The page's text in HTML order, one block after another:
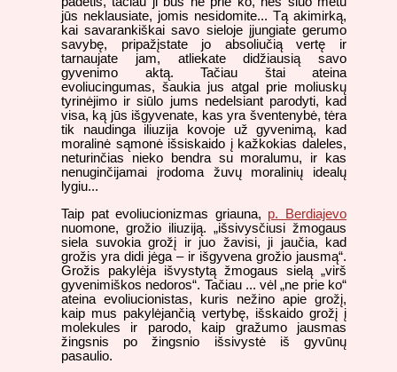
jūs neklausiate, jomis nesidomite... Tą akimirką,
kai savarankiškai savo sieloje įjungiate gerumo
savybę, pripažįstate jo absoliučią vertę ir
tarnaujate jam, atliekate didžiausią savo
gyvenimo aktą. Tačiau štai ateina
evoliucingumas, šaukia jus atgal prie moliuskų
tyrinėjimo ir siūlo jums nedelsiant parodyti, kad
visa, ką jūs išgyvenate, kas yra šventenybė, tėra
tik naudinga iliuzija kovoje už gyvenimą, kad
moralinė sąmonė išsiskaido į kažkokias daleles,
neturinčias nieko bendra su moralumu, ir kas
nenuginčijamai įrodoma žuvų moralinių idealų
lygiu...
Taip pat evoliucionizmas griauna, p. Berdiajevo
nuomone, grožio iliuziją. „išsivysčiusi žmogaus
siela suvokia grožį ir juo žavisi, ji jaučia, kad
grožis yra didi jėga – ir išgyvena grožio jausmą“.
Grožis pakylėja išvystytą žmogaus sielą „virš
gyvenimiškos nedoros“. Tačiau ... vėl „ne prie ko“
ateina evoliucionistas, kuris nežino apie grožį,
kaip mus pakylėjančią vertybę, išskaido grožį į
molekules ir parodo, kaip gražumo jausmas
žingsnis po žingsnio išsivystė iš gyvūnų
pasaulio.